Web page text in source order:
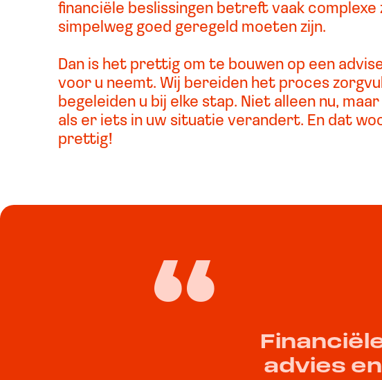
financiële beslissingen betreft vaak complexe
simpelweg goed geregeld moeten zijn.
Dan is het prettig om te bouwen op een
voor u neemt. Wij bereiden het proces
begeleiden u bij elke stap. Niet alleen nu,
als er iets in uw situatie verandert. En dat
prettig!
advies